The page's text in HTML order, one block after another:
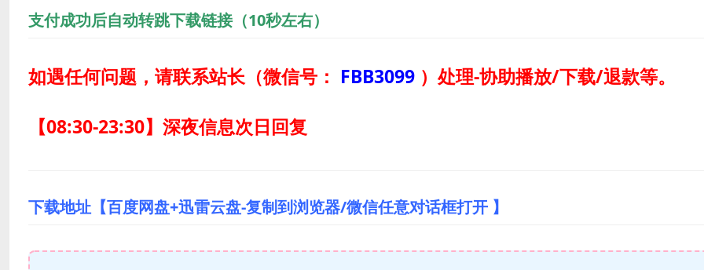
支付成功后自动转跳下载链接（10秒左右）
如遇任何问题，请联系站长（微信号： FBB3099 ） 处理-协助播放/下载/退款等。
【08:30-23:30】深夜信息次日回复
下载地址【百度网盘+迅雷云盘-复制到浏览器/微信任意对话框打开 】